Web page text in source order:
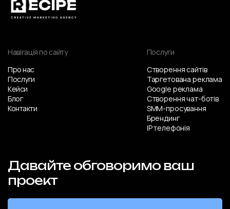
Навігація по сайту
Про нас
Послуги
Кейси
Блог
Контакти
Послуги
Створення сайтів
Таргетована реклама
Google реклама
Створення чат-ботів
SMM-просування
Брендинг
IP телефонія
Давайте обговоримо ваш
проект